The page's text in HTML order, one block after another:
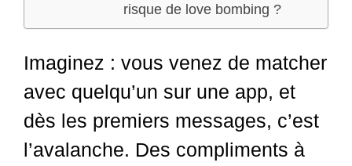
risque de love bombing ?
Imaginez : vous venez de matcher
avec quelqu’un sur une app, et
dès les premiers messages, c’est
l’avalanche. Des compliments à